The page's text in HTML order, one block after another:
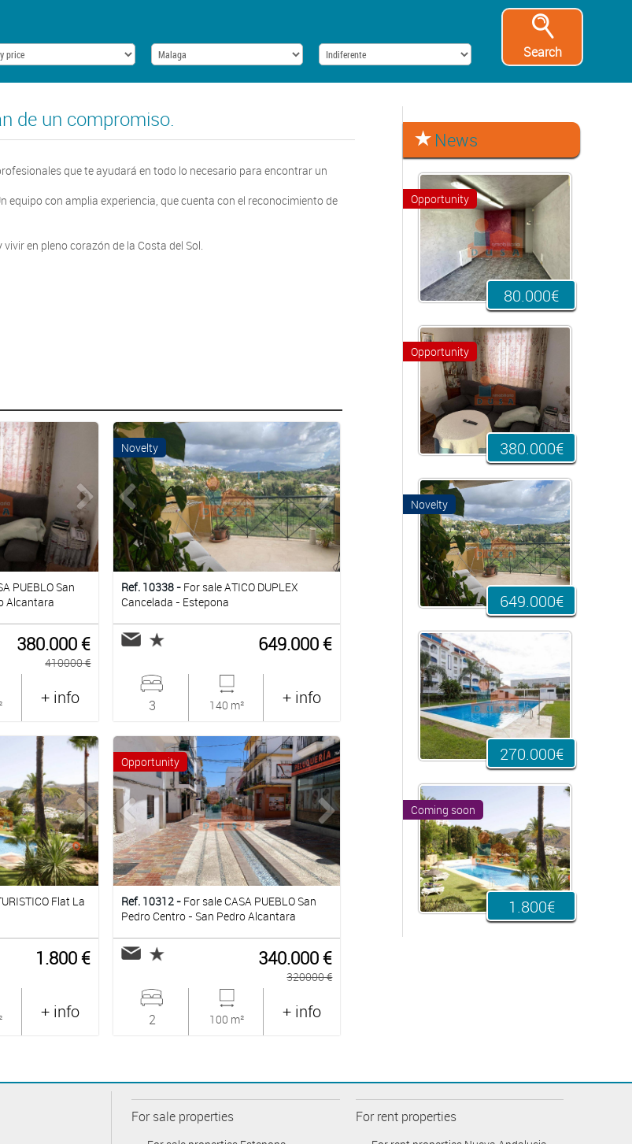
Search
de un compromiso.
que te ayudará en todo lo necesario para encontrar un
equipo con amplia experiencia, que cuenta con el reconocimiento de
en pleno corazón de la Costa del Sol.
PUEBLO San
Alcantara
+ info
380.000 €
410000 €
Novelty
Ref. 10338 - For sale ATICO DUPLEX
Cancelada - Estepona
+ info
140 m²
3
649.000 €
Flat La
+ info
1.800 €
Opportunity
Ref. 10312 - For sale CASA PUEBLO San
Pedro Centro - San Pedro Alcantara
+ info
100 m²
2
340.000 €
320000 €
News
Opportunity
80.000€
Opportunity
380.000€
Novelty
649.000€
270.000€
Coming soon
1.800€
For sale properties For rent properties